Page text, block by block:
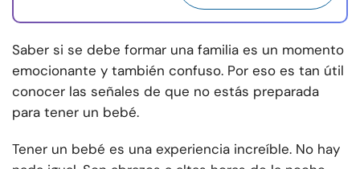
Saber si se debe formar una familia es un momento
emocionante y también confuso. Por eso es tan útil
conocer las señales de que no estás preparada
para tener un bebé.
Tener un bebé es una experiencia increíble. No hay